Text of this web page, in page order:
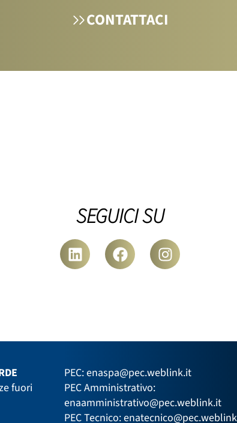
CONTATTACI
SEGUICI SU
fuori
PEC:enaspa@pec.weblink.it
PEC Amministrativo:
enaamministrativo@pec.weblink.it
PEC Tecnico: